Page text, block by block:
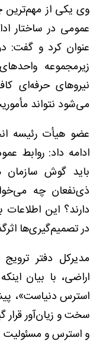
وی یکی از مهم‌ترین
عمومی در ساختار
عنوان کرد و گفت:
زیرمجموعه
نیروهای حرفه‌ای
می‌شود نتواند
عضو هیأت رئیسه
ادامه داد: روابط
باید گوش سازمان
ذی‌نفعان چه
دارند؟ این
در تصمیم‌گیری‌ها
مدیرکل دفتر ترویج
اراضی، با بیان
استرس دنیاست»،
سخت و زیان‌آور قرار
و استرس و مسئولیت